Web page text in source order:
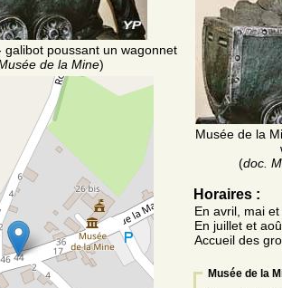
galibot poussant un wagonnet
de la Mine)
Musée de la
(doc.
Horaires :
En avril, mai
En juillet et
Accueil des
Musée de la